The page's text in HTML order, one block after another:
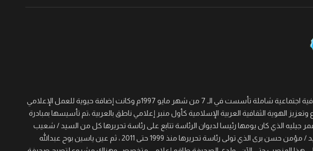
جريدة القرن نصف أسبوعية سياسية ثقافية اجتماعية شاملة تأسست في الـ 7 من شهر مايو 1997م وكانت إضافة حيوية للعمل الإعلامي
الهوية الثقافية العربية الإسلامية كأول منبر إعلامي ناطق بالعربية ،تم تأسيسها بمبادرة
الذي كان يومها رئيسا لديوان الرئاسة تتابع على رئاسة تحريرها كل من السيد / شعيب
عجال الصغير والسيد/ عيسى خيره والسيد / مؤمن حسن برى الذي تولى رئاسة تحريرها منذ 1999 حتى 2011 ، ثم عين ياسين بوح عبدالله